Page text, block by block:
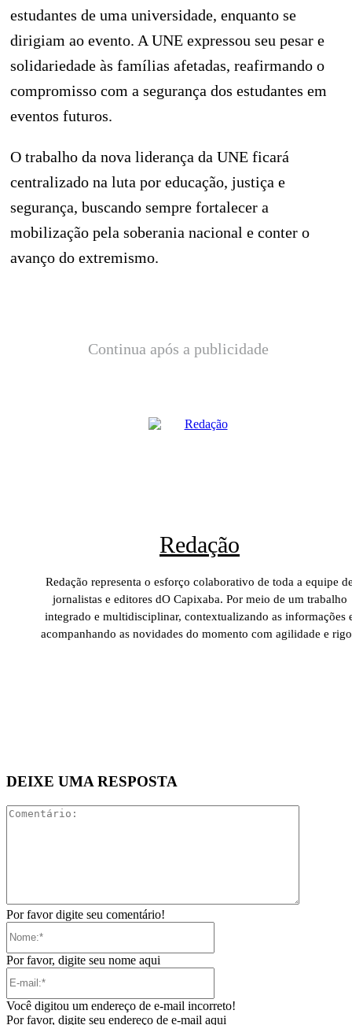
estudantes de uma universidade, enquanto se
dirigiam ao evento. A UNE expressou seu pesar e
solidariedade às famílias afetadas, reafirmando o
compromisso com a segurança dos estudantes em
eventos futuros.
O trabalho da nova liderança da UNE ficará
centralizado na luta por educação, justiça e
segurança, buscando sempre fortalecer a
mobilização pela soberania nacional e conter o
avanço do extremismo.
Continua após a publicidade
Redação
Redação representa o esforço colaborativo de toda a equipe
jornalistas e editores dO Capixaba. Por meio de um trabalho
integrado e multidisciplinar, contextualizando as informações
acompanhando as novidades do momento com agilidade e
DEIXE UMA RESPOSTA
Por favor digite seu comentário!
Por favor, digite seu nome aqui
Você digitou um endereço de e-mail incorreto!
Por favor, digite seu endereço de e-mail aqui